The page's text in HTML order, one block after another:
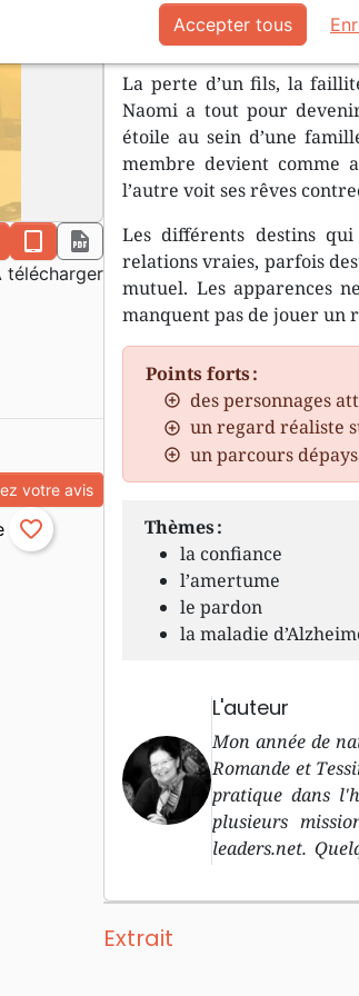
Personne autant
La perte d’un fils, la
Naomi a tout pour
étoile au sein d’une
membre devient comme
l’autre voit ses rêves
Les différents destins
relations vraies, parfois
mutuel. Les apparences
manquent pas de jouer un
Points forts :
des personnages
un regard réaliste
un parcours
Thèmes :
la confiance
l’amertume
le pardon
la maladie
L'auteur
Mon année de
Romande et
pratique dans
plusieurs
leaders.net.
aquariophilie,
Christ apporte
Extrait
epub
pdf
télécharger
votre avis
favorite_border
Accepter tous